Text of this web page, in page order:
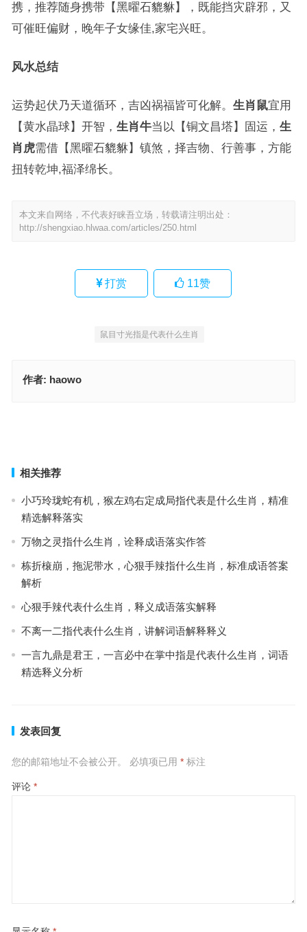
携，推荐随身携带【黑曜石貔貅】，既能挡灾辟邪，又
可催旺偏财，晚年子女缘佳,家宅兴旺。
风水总结
运势起伏乃天道循环，吉凶祸福皆可化解。 生肖鼠宜用
【黄水晶球】开智， 生肖牛当以【铜文昌塔】固运， 生
肖虎需借【黑曜石貔貅】镇煞，择吉物、行善事，方能
扭转乾坤,福泽绵长。
本文来自网络，不代表好睐吾立场，转载请注明出处：
http://shengxiao.hlwaa.com/articles/250.html
打赏 11赞
鼠目寸光指是代表什么生肖
作者: haowo
相关推荐
小巧玲珑蛇有机，猴左鸡右定成局指代表是什么生肖，精准
精选解释落实
万物之灵指什么生肖，诠释成语落实作答
栋折榱崩，拖泥带水，心狠手辣指什么生肖，标准成语答案
解析
心狠手辣代表什么生肖，释义成语落实解释
不离一二指代表什么生肖，讲解词语解释释义
一言九鼎是君王，一言必中在掌中指是代表什么生肖，词语
精选释义分析
发表回复
您的邮箱地址不会被公开。 必填项已用 *标注
评论 *